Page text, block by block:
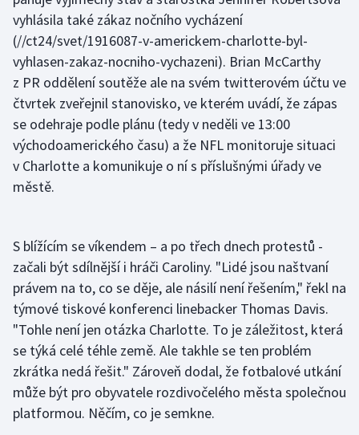
Stolní tenis
Triatlon
Veslování
Vodní slalom
Volejbal
vyhlásila také zákaz nočního vycházení
(//ct24/svet/1916087-v-americkem-charlotte-byl-
vyhlasen-zakaz-nocniho-vychazeni). Brian McCarthy
z PR oddělení soutěže ale na svém twitterovém účtu ve
čtvrtek zveřejnil stanovisko, ve kterém uvádí, že zápas
se odehraje podle plánu (tedy v neděli ve 13:00
východoamerického času) a že NFL monitoruje situaci
v Charlotte a komunikuje o ní s příslušnými úřady ve
městě.
S blížícím se víkendem – a po třech dnech protestů -
začali být sdílnější i hráči Caroliny. "Lidé jsou naštvaní
právem na to, co se děje, ale násilí není řešením," řekl na
týmové tiskové konferenci linebacker Thomas Davis.
"Tohle není jen otázka Charlotte. To je záležitost, která
se týká celé téhle země. Ale takhle se ten problém
zkrátka nedá řešit." Zároveň dodal, že fotbalové utkání
může být pro obyvatele rozdivočelého města společnou
platformou. Něčím, co je semkne.